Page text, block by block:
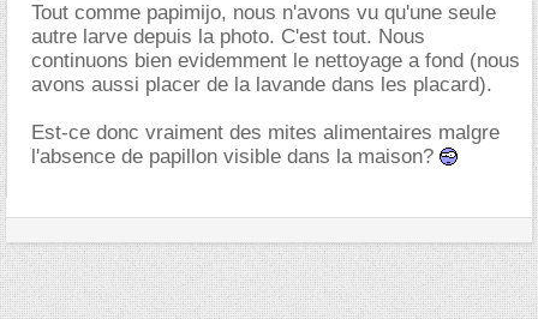
Tout comme papimijo, nous n'avons vu qu'une seule
autre larve depuis la photo. C'est tout. Nous
continuons bien evidemment le nettoyage a fond (nous
avons aussi placer de la lavande dans les placard).
Est-ce donc vraiment des mites alimentaires malgre
l'absence de papillon visible dans la maison?